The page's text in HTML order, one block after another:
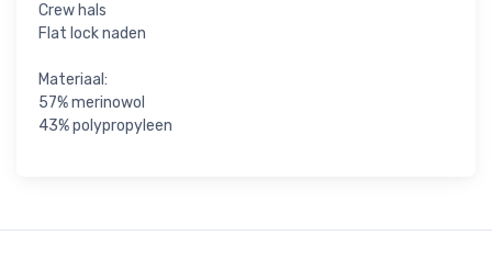
Crew hals
Flat lock naden
Materiaal:
57% merinowol
43% polypropyleen